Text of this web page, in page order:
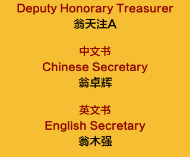
Deputy Honorary Treasurer
翁天注A
中文书
Chinese Secretary
翁卓辉
英文书
English Secretary
翁木强